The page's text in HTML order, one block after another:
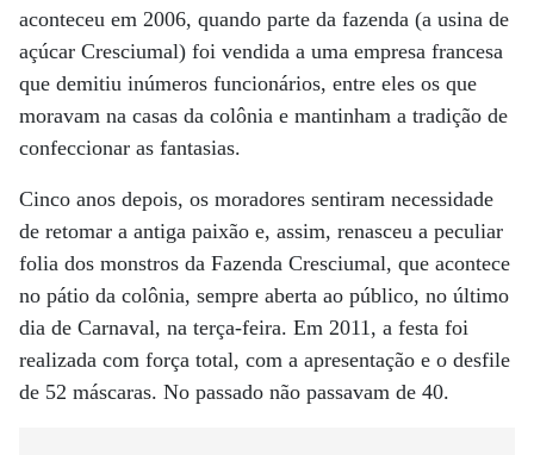
aconteceu em 2006, quando parte da fazenda (a usina de
açúcar Cresciumal) foi vendida a uma empresa francesa
que demitiu inúmeros funcionários, entre eles os que
moravam na casas da colônia e mantinham a tradição de
confeccionar as fantasias.
Cinco anos depois, os moradores sentiram necessidade
de retomar a antiga paixão e, assim, renasceu a peculiar
folia dos monstros da Fazenda Cresciumal, que acontece
no pátio da colônia, sempre aberta ao público, no último
dia de Carnaval, na terça-feira. Em 2011, a festa foi
realizada com força total, com a apresentação e o desfile
de 52 máscaras. No passado não passavam de 40.